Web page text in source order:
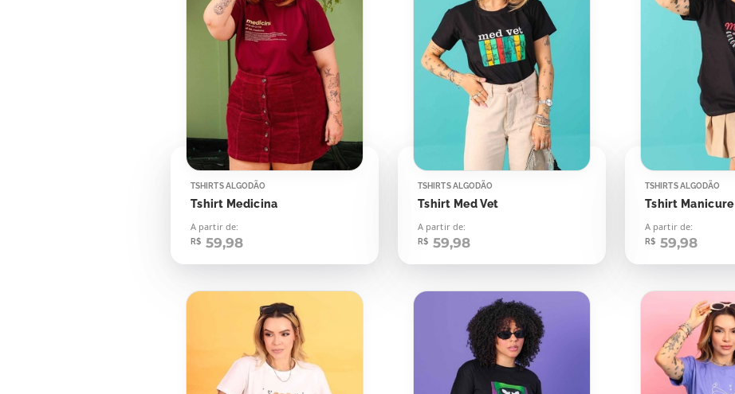
TSHIRTS ALGODÃO
Tshirt Medicina
A partir de:
R$ 59,98
TSHIRTS ALGODÃO
Tshirt Med Vet
A partir de:
R$ 59,98
TSHIRTS ALGODÃO
Tshirt Manicure
A partir de:
R$ 59,98